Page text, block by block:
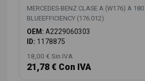
MERCEDES-BENZ CLASE A (W176) A 180
BLUEEFFICIENCY (176.012)
OEM: A2229060303
ID: 1178875
18,00 € Sin IVA
21,78 € Con IVA